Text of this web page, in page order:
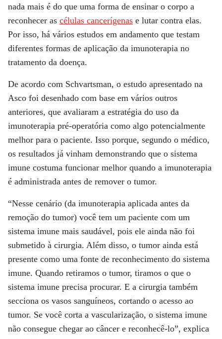
nada mais é do que uma forma de ensinar o corpo a
reconhecer as células cancerígenas e lutar contra elas.
Por isso, há vários estudos em andamento que testam
diferentes formas de aplicação da imunoterapia no
tratamento da doença.
De acordo com Schvartsman, o estudo apresentado na
Asco foi desenhado com base em vários outros
anteriores, que avaliaram a estratégia do uso da
imunoterapia pré-operatória como algo potencialmente
melhor para o paciente. Isso porque, segundo o médico,
os resultados já vinham demonstrando que o sistema
imune costuma funcionar melhor quando a imunoterapia
é administrada antes de remover o tumor.
“Nesse cenário (da imunoterapia aplicada antes da
remoção do tumor) você tem um paciente com um
sistema imune mais saudável, pois ele ainda não foi
submetido à cirurgia. Além disso, o tumor ainda está
presente como uma fonte de reconhecimento do sistema
imune. Quando retiramos o tumor, tiramos o que o
sistema imune precisa procurar. E a cirurgia também
secciona os vasos sanguíneos, cortando o acesso ao
tumor. Se você corta a vascularização, o sistema imune
não consegue chegar ao câncer e reconhecê-lo”, explica